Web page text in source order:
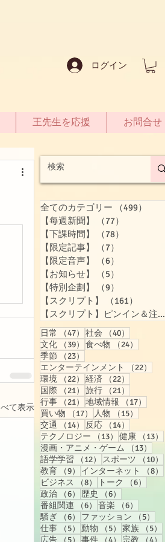
ログイン
王先生を応援 お問合せ
て表示
全てのカテゴリー （499）
【每週新聞】
（77）
【下課時間】
（78）
【限定記事】
（7）
【限定音声】
（6）
【お知らせ】
（5）
【特別企劃】
（9）
【スクリプト】
（161）
【スクリプト】ピンイン＆注音付き
日常 （47） 47件の記事
社会 （40）
文化
（39） 39件の記事
食べ物 （24）
季節
（23）
エンターテインメント
（22）
環境
（22） 22件の記事
経済 （22）
国際
（21） 21件の記事
旅行 （21）
行事
（21） 21件の記事
地域情報 （17）
買い物
（17） 17件の記事
人物 （15）
交通
（14） 14件の記事
反応 （14）
テクノロジー
（13） 13件の記事
健康 （13）
漫画・アニメ・ゲーム
（13）
語学学習
（12） 12件の記事
スポーツ （10）
教育
（9） 9件の記事
インターネット （8）
ビジネス
（8） 8件の記事
トーク （6）
政治
（6） 6件の記事
歴史 （6）
番組関連
（6） 6件の記事
音楽 （6）
騒ぎ
（6） 6件の記事
ファッション （5）
仕事
（5） 5件の記事
動物 （5） 5件の記事
家族 （5）
広告
（5） 5件の記事
事件 （4） 4件の記事
宗教 （4）